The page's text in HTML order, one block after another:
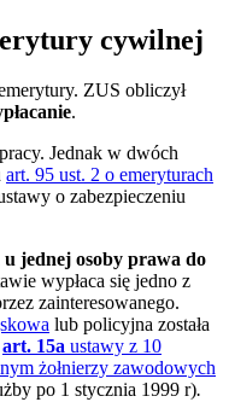
cywilnej
ZUS obliczył
.
Jednak w dwóch
art. 95 ust. 2 o emeryturach
o zabezpieczeniu
u jednej osoby prawa do
wypłaca się jedno z
zainteresowanego.
lub policyjna została
art. 15a ustawy z 10
żołnierzy zawodowych
po 1 stycznia 1999 r).